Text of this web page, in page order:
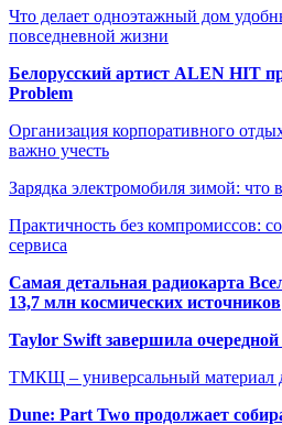
Что делает одноэтажный дом
повседневной жизни
Белорусский артист ALEN HIT
Problem
Организация корпоративного
важно учесть
Зарядка электромобиля зимой: что
Практичность без компромиссов:
сервиса
Самая детальная радиокарта
13,7 млн космических источников
Taylor Swift завершила очередной
ТМКЩ – универсальный материал
Dune: Part Two продолжает